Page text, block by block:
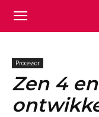
Processor
Zen 4